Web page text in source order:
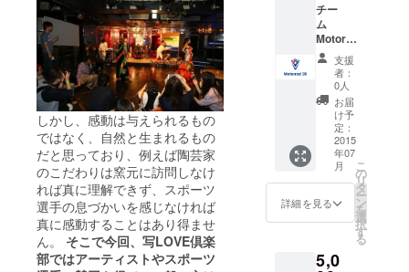
しかし、感動は与えられるもの
ではなく、自然と生まれるもの
だと思っており、例えば陶芸家
のこだわりは窯元に訪問しなけ
れば真に理解できず、スポーツ
選手の息づかいを感じなければ
真に感動することはあり得ませ
ん。 そこで今回、写LOVE倶楽
部ではアーティストやスポーツ
チー
ム
Motorra
d#39
オリジ
ナルス
テッ
カー ※
観戦チ
ケット
や撮影
会は付
いてい
ませ
ん。
支援
者：
0人
お届
け予
定：
2015
年07
月
詳細を見る
こ
の
リ
タ
ー
ン
を
選
択
す
る
5,0